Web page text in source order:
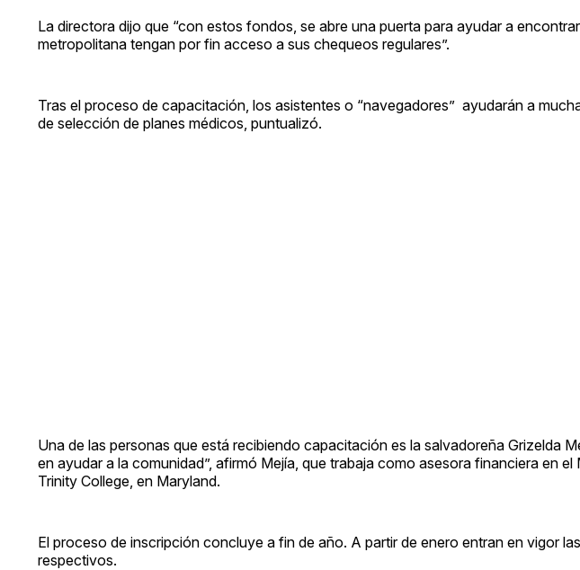
La directora dijo que “con estos fondos, se abre una puerta para ayudar a
metropolitana tengan por fin acceso a sus chequeos regulares”.
Tras el proceso de capacitación, los asistentes o “navegadores” ayudarán a
de selección de planes médicos, puntualizó.
Una de las personas que está recibiendo capacitación es la salvadoreña Grizelda
en ayudar a la comunidad”, afirmó Mejía, que trabaja como asesora financiera en
Trinity College, en Maryland.
El proceso de inscripción concluye a fin de año. A partir de enero entran en vigor
respectivos.